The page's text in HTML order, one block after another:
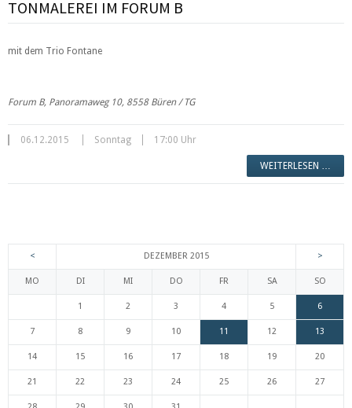
TONMALEREI IM FORUM B
mit dem Trio Fontane
Forum B, Panoramaweg 10, 8558 Büren / TG
06.12.2015 Sonntag 17:00 Uhr
WEITERLESEN …
< DEZEMBER 2015 >
MO DI MI DO FR SA SO
1 2 3 4 5 6
7 8 9 10 11 12 13
14 15 16 17 18 19 20
21 22 23 24 25 26 27